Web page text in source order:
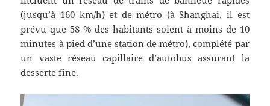
(jusqu’à 160 km/h) et de métro (à Shanghai, il est
prévu que 58 % des habitants soient à moins de 10
minutes à pied d’une station de métro), complété par
un vaste réseau capillaire d’autobus assurant la
desserte fine.